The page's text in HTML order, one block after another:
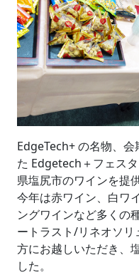
EdgeTech+ の名物、
た Edgetech＋フェス
県塩尻市のワインを提
今年は赤ワイン、白ワ
ングワインなど多くの
ートラスト/リネオソ
方にお越しいただき、
した。